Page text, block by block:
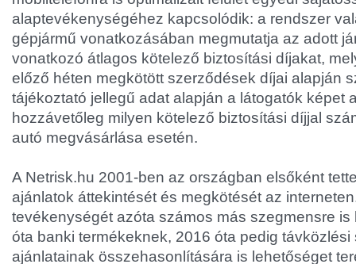
alaptevékenységéhez kapcsolódik: a rendszer
gépjármű vonatkozásában megmutatja az adott
vonatkozó átlagos kötelező biztosítási díjakat,
előző héten megkötött szerződések díjai alapján
tájékoztató jellegű adat alapján a látogatók képet
hozzávetőleg milyen kötelező biztosítási díjjal
autó megvásárlása esetén.
A Netrisk.hu 2001-ben az országban elsőként
ajánlatok áttekintését és megkötését az
tevékenységét azóta számos más szegmensre is
óta banki termékeknek, 2016 óta pedig távközlési
ajánlatainak összehasonlítására is lehetőséget